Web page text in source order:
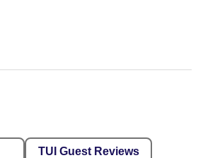
TUI Guest Reviews